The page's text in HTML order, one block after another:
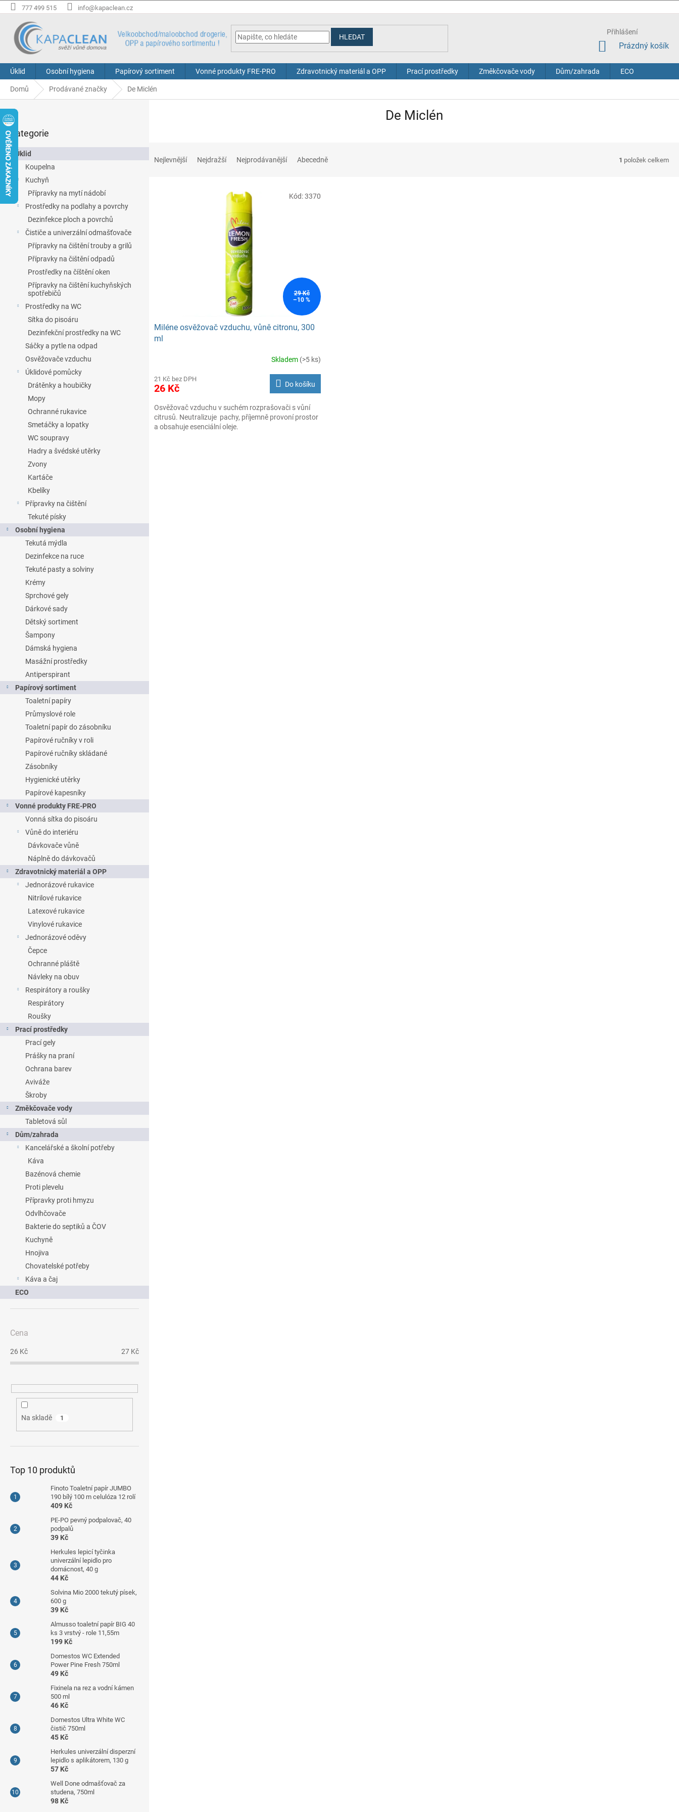
Přejít
na
777 499 515 info@kapaclean.cz
HLEDAT
Přihlášení
NÁKUPNÍ
Prázdný košík
Úklid Osobní hygiena Papírový sortiment Vonné produkty FRE-PRO Zdravotnický materiál a OPP Prací prostředky Změkčovače vody Dům/zahrada ECO
Domů Prodávané značky De Miclén
o
s
p
Přeskočit
kategorie
Kategorie
Úklid
Koupelna
Kuchyň
Přípravky na mytí nádobí
Prostředky na podlahy a povrchy
Dezinfekce ploch a povrchů
Čističe a univerzální odmašťovače
Přípravky na čištění trouby a grilů
Přípravky na čištění odpadů
Prostředky na číštění oken
Přípravky na čištění kuchyňských
spotřebičů
Prostředky na WC
Sítka do pisoáru
Dezinfekční prostředky na WC
Sáčky a pytle na odpad
Osvěžovače vzduchu
Úklidové pomůcky
Drátěnky a houbičky
Mopy
Ochranné rukavice
Smetáčky a lopatky
WC soupravy
Hadry a švédské utěrky
Zvony
Kartáče
Kbelíky
Přípravky na čištění
Tekuté písky
Osobní hygiena
Tekutá mýdla
Dezinfekce na ruce
Tekuté pasty a solviny
Krémy
Sprchové gely
Dárkové sady
Dětský sortiment
Šampony
Dámská hygiena
Masážní prostředky
Antiperspirant
Papírový sortiment
Toaletní papíry
Průmyslové role
Toaletní papír do zásobníku
Papírové ručníky v roli
Papírové ručníky skládané
Zásobníky
Hygienické utěrky
Papírové kapesníky
Vonné produkty FRE-PRO
Vonná sítka do pisoáru
Vůně do interiéru
Dávkovače vůně
Náplně do dávkovačů
Zdravotnický materiál a OPP
Jednorázové rukavice
Nitrilové rukavice
Latexové rukavice
Vinylové rukavice
Jednorázové oděvy
Čepce
Ochranné pláště
Návleky na obuv
Respirátory a roušky
Respirátory
Roušky
Prací prostředky
Prací gely
Prášky na praní
Ochrana barev
Aviváže
Škroby
Změkčovače vody
Tabletová sůl
Dům/zahrada
Kancelářské a školní potřeby
Káva
Bazénová chemie
Proti plevelu
Přípravky proti hmyzu
Odvlhčovače
Bakterie do septiků a ČOV
Kuchyně
Hnojiva
Chovatelské potřeby
Káva a čaj
ECO
Cena
26 Kč 27 Kč
Na skladě 1
Top 10 produktů
Finoto Toaletní papír JUMBO
190 bílý 100 m celulóza 12 rolí
409 Kč
PE-PO pevný podpalovač, 40
podpalů
39 Kč
Herkules lepicí tyčinka
univerzální lepidlo pro
domácnost, 40 g
44 Kč
Solvina Mio 2000 tekutý písek,
600 g
39 Kč
Almusso toaletní papír BIG 40
ks 3 vrstvý - role 11,55m
199 Kč
Domestos WC Extended
Power Pine Fresh 750ml
49 Kč
Fixinela na rez a vodní kámen
500 ml
46 Kč
Domestos Ultra White WC
čistič 750ml
45 Kč
Herkules univerzální disperzní
lepidlo s aplikátorem, 130 g
57 Kč
Well Done odmašťovač za
studena, 750ml
98 Kč
De Miclén
Ř
a
Nejlevnější Nejdražší Nejprodávanější Abecedně 1 položek celkem
29 Kč
–10 %
Miléne osvěžovač vzduchu, vůně citronu, 300
ml
Skladem (>5 ks)
21 Kč bez DPH
26 Kč Do košíku
Osvěžovač vzduchu v suchém rozprašovači s vůní
citrusů. Neutralizuje pachy, příjemně provoní prostor
a obsahuje esenciální oleje.
Kód:3370